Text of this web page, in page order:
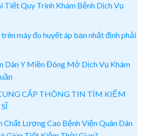
Tiết Quy Trình Khám Bệnh Dịch Vụ
trên máy đo huyết áp bạn nhất định phải
Dân Y Miền Đông Mở Dịch Vụ Khám
CẤP THÔNG TIN TÌM KIẾM
Chất Lượng Cao Bệnh Viện Quân Dân